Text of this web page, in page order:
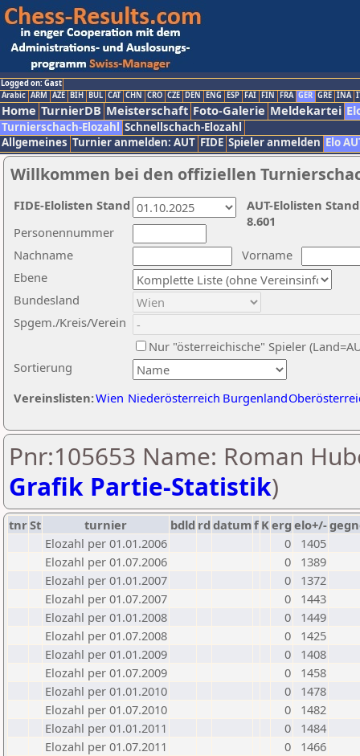
Logged on: Gast
Arabic ARM AZE BIH BUL CAT CHN CRO CZE DEN ENG ESP FAI FIN FRA GER GRE INA
Home TurnierDB Meisterschaft Foto-Galerie Meldekartei
Turnierschach-Elozahl Schnellschach-Elozahl
Allgemeines Turnier anmelden: AUT FIDE Spieler anmelden Elo
Willkommen bei den offiziellen
Nachname
Vorname
Ebene
Sortierung
Personennummer
Bundesland
Spgem./Kreis/Verein
Nur "österreichische" Spieler
Vereinslisten:Wien Niederösterreich Burgenland
AUT-Elolisten
8.601
FIDE-Elolisten Stand
Pnr:105653 Name: Roman
Grafik Partie-Statistik)
tnrSt turnier bdld rd datumf Kerg elo+/-
Elozahl per 01.01.2006
0
1405
Elozahl per 01.07.2006
0
1389
Elozahl per 01.01.2007
0
1372
Elozahl per 01.07.2007
0
1443
Elozahl per 01.01.2008
0
1449
Elozahl per 01.07.2008
0
1425
Elozahl per 01.01.2009
0
1408
Elozahl per 01.07.2009
0
1458
Elozahl per 01.01.2010
0
1478
Elozahl per 01.07.2010
0
1482
Elozahl per 01.01.2011
0
1484
Elozahl per 01.07.2011
0
1466